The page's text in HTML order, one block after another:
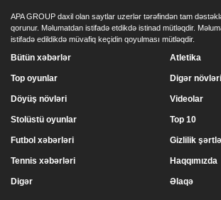
APA GROUP daxil olan saytlar uzerlər tərəfindən tam
qorunur. Məlumatdan istifadə etdikdə istinad mütləqdir.
istifadə edildikdə müvafiq keçidin qoyulması mütləqdir.
Bütün xəbərlər
Top oyunlar
Döyüş növləri
Stolüstü oyunlar
Atletika
Digər növləri
Videolar
Top 10
Futbol xəbərləri
Tennis xəbərləri
Digər
Gizlilik
Haqqımızda
Əlaqə